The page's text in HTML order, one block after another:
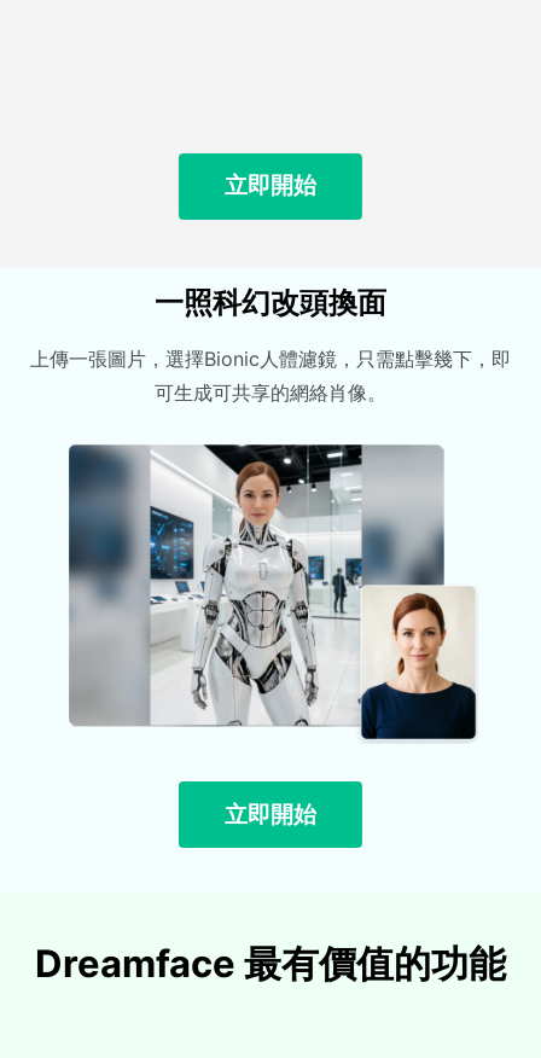
立即開始
一照科幻改頭換面
上傳一張圖片，選擇Bionic人體濾鏡，只需點擊幾下，即
可生成可共享的網絡肖像。
立即開始
Dreamface 最有價值的功能